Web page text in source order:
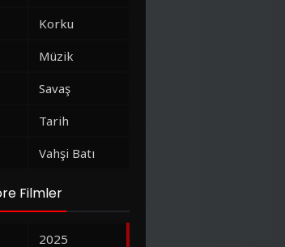
Korku
Müzik
Savaş
Tarih
Vahşi Batı
Filmler
2025